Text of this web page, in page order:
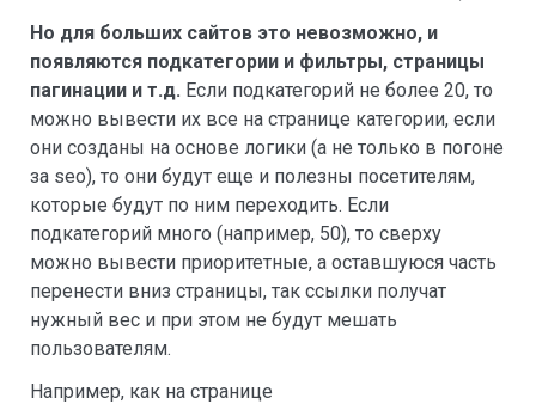
Но для больших сайтов это невозможно, и
появляются подкатегории и фильтры, страницы
пагинации и т.д. Если подкатегорий не более 20, то
можно вывести их все на странице категории, если
они созданы на основе логики (а не только в погоне
за seo), то они будут еще и полезны посетителям,
которые будут по ним переходить. Если
подкатегорий много (например, 50), то сверху
можно вывести приоритетные, а оставшуюся часть
перенести вниз страницы, так ссылки получат
нужный вес и при этом не будут мешать
пользователям.
Например, как на странице